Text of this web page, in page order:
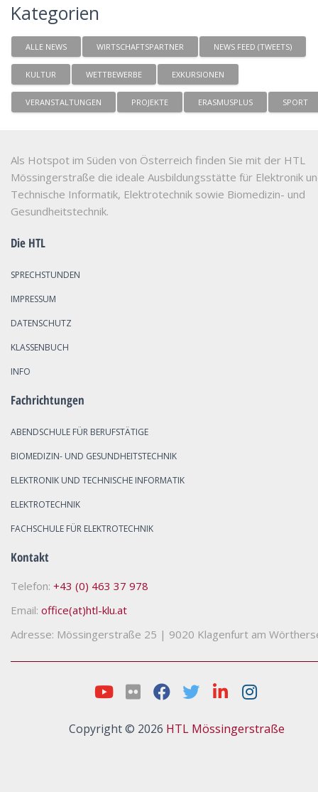
Kategorien
ALLE NEWS WIRTSCHAFTSPARTNER NEWS FEED (TWEETS)
KULTUR WETTBEWERBE EXKURSIONEN
VERANSTALTUNGEN PROJEKTE ERASMUSPLUS SPORT
Als Hotspot im Süden von Österreich finden Sie mit der HTL
Mössingerstraße die ideale Ausbildungsstätte für Elektronik
Technische Informatik, Elektrotechnik sowie Biomedizin- und
Gesundheitstechnik.
Die HTL
SPRECHSTUNDEN
IMPRESSUM
DATENSCHUTZ
KLASSENBUCH
INFO
Fachrichtungen
ABENDSCHULE FÜR BERUFSTÄTIGE
BIOMEDIZIN- UND GESUNDHEITSTECHNIK
ELEKTRONIK UND TECHNISCHE INFORMATIK
ELEKTROTECHNIK
FACHSCHULE FÜR ELEKTROTECHNIK
Kontakt
Telefon: +43 (0) 463 37 978
Email: office(at)htl-klu.at
Adresse: Mössingerstraße 25 | 9020 Klagenfurt am
Copyright © 2026 HTL Mössingerstraße